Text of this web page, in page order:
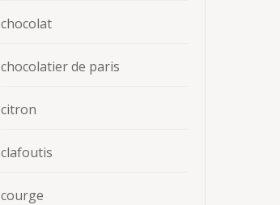
chocolat
chocolatier de paris
citron
clafoutis
courge